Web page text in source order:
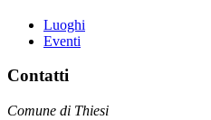
Luoghi
Eventi
Contatti
Comune di Thiesi